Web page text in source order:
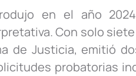
en el año
Con solo
de Justicia, emitió
probatorias